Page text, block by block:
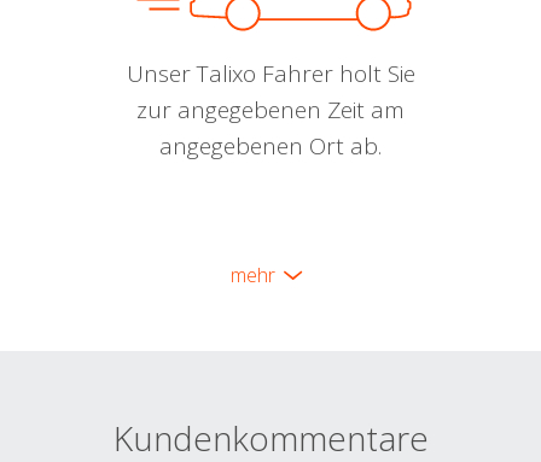
Unser Talixo Fahrer holt Sie
zur angegebenen Zeit am
angegebenen Ort ab.
mehr
Kundenkommentare